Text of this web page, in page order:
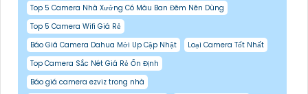
Top 5 Camera Nhà Xưởng Có Màu Ban Đêm Nên Dùng
Top 5 Camera Wifi Giá Rẻ
Báo Giá Camera Dahua Mới Up Cập Nhật
Loại Camera Tốt Nhất
Top Camera Sắc Nét Giá Rẻ Ổn Định
Báo giá camera ezviz trong nhà